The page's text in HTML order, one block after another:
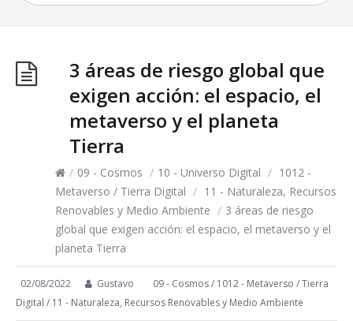
3 áreas de riesgo global que
exigen acción: el espacio, el
metaverso y el planeta
Tierra
/ 09 - Cosmos / 10 - Universo Digital / 1012 -
Metaverso / Tierra Digital / 11 - Naturaleza, Recursos
Renovables y Medio Ambiente / 3 áreas de riesgo
global que exigen acción: el espacio, el metaverso y el
planeta Tierra
02/08/2022 Gustavo 09 - Cosmos/ 1012 - Metaverso / Tierra
Digital / 11 - Naturaleza, Recursos Renovables y Medio Ambiente